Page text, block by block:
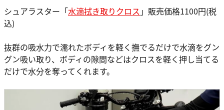
シュアラスター「水滴拭き取りクロス 」販売価格1100円(税
込)
抜群の吸水力で濡れたボディを軽く撫でるだけで水滴をグン
グン吸い取り、ボディの隙間などはクロスを軽く押し当てる
だけで水分を奪ってくれます。